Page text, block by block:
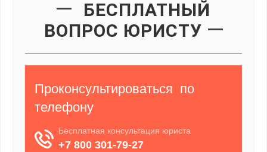
БЕСПЛАТНЫЙ
ВОПРОС ЮРИСТУ